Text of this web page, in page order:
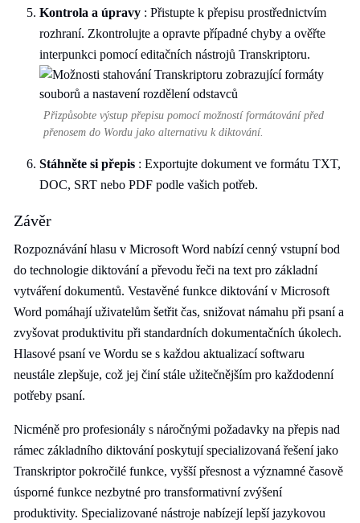
Kontrola a úpravy : Přistupte k přepisu prostřednictvím
rozhraní. Zkontrolujte a opravte případné chyby a ověřte
interpunkci pomocí editačních nástrojů Transkriptoru.
Přizpůsobte výstup přepisu pomocí možností formátování před
přenosem do Wordu jako alternativu k diktování.
Stáhněte si přepis : Exportujte dokument ve formátu TXT,
DOC, SRT nebo PDF podle vašich potřeb.
Závěr
Rozpoznávání hlasu v Microsoft Word nabízí cenný vstupní bod
do technologie diktování a převodu řeči na text pro základní
vytváření dokumentů. Vestavěné funkce diktování v Microsoft
Word pomáhají uživatelům šetřit čas, snižovat námahu při psaní a
zvyšovat produktivitu při standardních dokumentačních úkolech.
Hlasové psaní ve Wordu se s každou aktualizací softwaru
neustále zlepšuje, což jej činí stále užitečnějším pro každodenní
potřeby psaní.
Nicméně pro profesionály s náročnými požadavky na přepis nad
rámec základního diktování poskytují specializovaná řešení jako
Transkriptor pokročilé funkce, vyšší přesnost a významné časově
úsporné funkce nezbytné pro transformativní zvýšení
produktivity. Specializované nástroje nabízejí lepší jazykovou